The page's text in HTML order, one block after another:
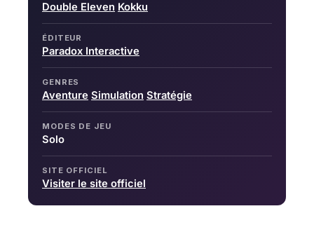
Double Eleven Kokku
ÉDITEUR
Paradox Interactive
GENRES
Aventure Simulation Stratégie
MODES DE JEU
Solo
SITE OFFICIEL
Visiter le site officiel